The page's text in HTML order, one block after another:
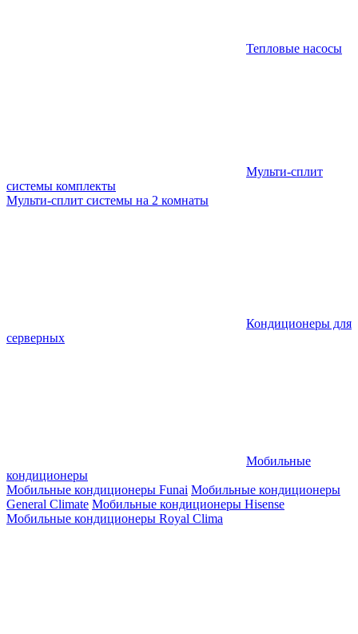
Тепловые насосы
Мульти-сплит
системы комплекты
Мульти-сплит системы на 2 комнаты
Кондиционеры для
серверных
Мобильные
кондиционеры
Мобильные кондиционеры Funai Мобильные кондиционеры
General Climate Мобильные кондиционеры Hisense
Мобильные кондиционеры Royal Clima